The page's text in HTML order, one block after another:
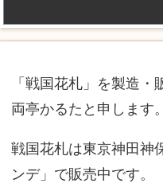
「戦国花札」を製造
両亭かるたと申します。
戦国花札は東京神田神
ンデ」で販売中です。